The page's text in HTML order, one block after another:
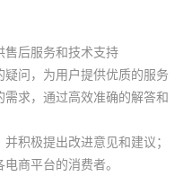
售后服务和技术支持
问，为用户提供优质的服务
求，通过高效准确的解答和
积极提出改进意见和建议；
商平台的消费者。